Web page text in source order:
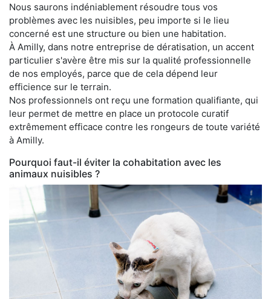
Nous saurons indéniablement résoudre tous vos
problèmes avec les nuisibles, peu importe si le lieu
concerné est une structure ou bien une habitation.
À Amilly, dans notre entreprise de dératisation, un accent
particulier s'avère être mis sur la qualité professionnelle
de nos employés, parce que de cela dépend leur
efficience sur le terrain.
Nos professionnels ont reçu une formation qualifiante, qui
leur permet de mettre en place un protocole curatif
extrêmement efficace contre les rongeurs de toute variété
à Amilly.
Pourquoi faut-il éviter la cohabitation avec les
animaux nuisibles ?